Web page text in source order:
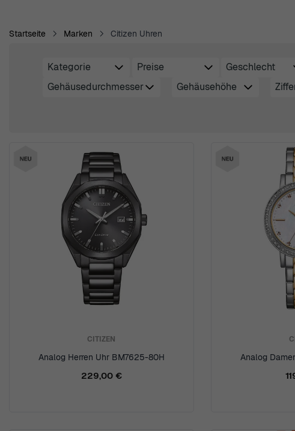
Startseite Marken Citizen Uhren
Skip to product list
Kategorie
filter
Preise
Geschlecht
Gehäusedurchmesser
Gehäusehöhe
CITIZEN
Analog Herren Uhr BM7625-80H
229,00 €
Analog